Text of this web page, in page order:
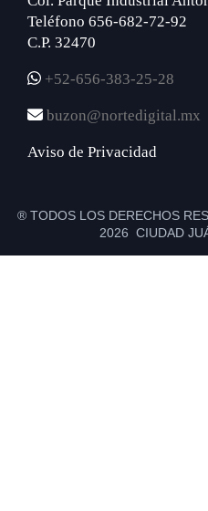
Teléfono 656-682-72-92
C.P. 32470
+52-656-383-25-28
buzon@nortedigital.mx
Aviso de Privacidad
® TODOS LOS DERECHOS
2026 CIUDAD